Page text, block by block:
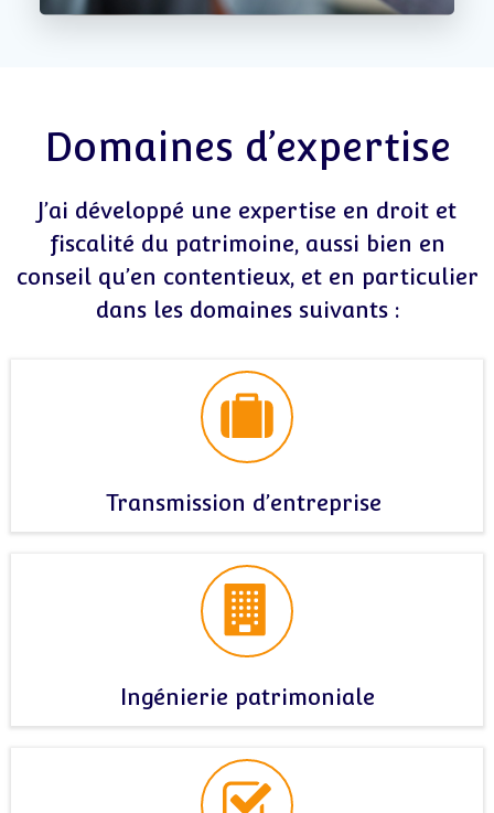
Domaines d’expertise
J’ai développé une expertise en droit et
fiscalité du patrimoine, aussi bien en
conseil qu’en contentieux, et en particulier
dans les domaines suivants :
Transmission d’entreprise
Ingénierie patrimoniale